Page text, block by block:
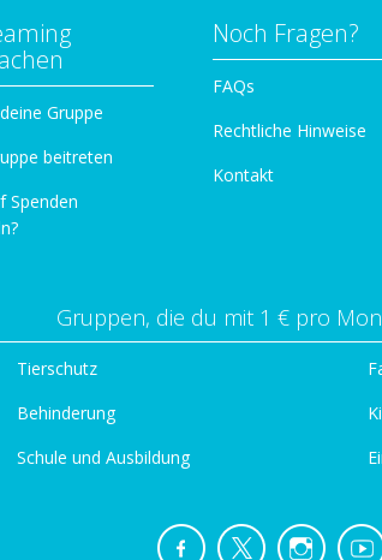
Gruppe
beitreten
Spenden
Noch Fragen?
FAQs
Rechtliche Hinweise
Kontakt
Gruppen, die du mit 1 € pro
Tierschutz
Behinderung
Schule und Ausbildung